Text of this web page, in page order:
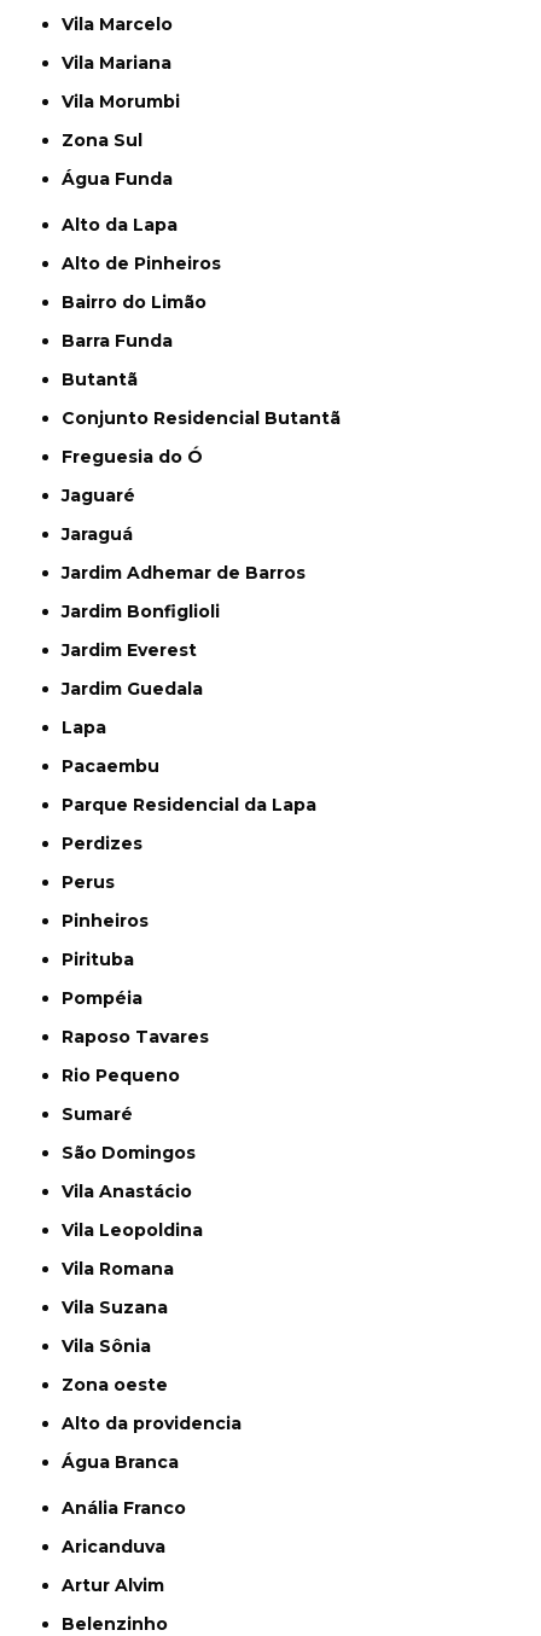
Vila Marcelo
Vila Mariana
Vila Morumbi
Zona Sul
Água Funda
Alto da Lapa
Alto de Pinheiros
Bairro do Limão
Barra Funda
Butantã
Conjunto Residencial Butantã
Freguesia do Ó
Jaguaré
Jaraguá
Jardim Adhemar de Barros
Jardim Bonfiglioli
Jardim Everest
Jardim Guedala
Lapa
Pacaembu
Parque Residencial da Lapa
Perdizes
Perus
Pinheiros
Pirituba
Pompéia
Raposo Tavares
Rio Pequeno
Sumaré
São Domingos
Vila Anastácio
Vila Leopoldina
Vila Romana
Vila Suzana
Vila Sônia
Zona oeste
alto da providencia
Água Branca
Anália Franco
Aricanduva
Artur Alvim
Belenzinho